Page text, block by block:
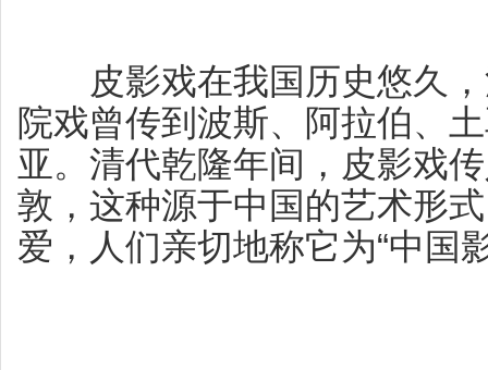
皮影戏在我国历史悠久，
院戏曾传到波斯、阿拉伯、
亚。清代乾隆年间，皮影戏
敦，这种源于中国的艺术形
爱，人们亲切地称它为“中国